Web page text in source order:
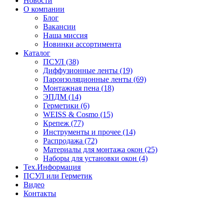
О компании
Блог
Вакансии
Наша миссия
Новинки ассортимента
Каталог
ПСУЛ (38)
Диффузионные ленты (19)
Пароизоляционные ленты (69)
Монтажная пена (18)
ЭПДМ (14)
Герметики (6)
WEISS & Cosmo (15)
Крепеж (77)
Инструменты и прочее (14)
Распродажа (72)
Материалы для монтажа окон (25)
Наборы для установки окон (4)
Тех.Информация
ПСУЛ или Герметик
Видео
Контакты